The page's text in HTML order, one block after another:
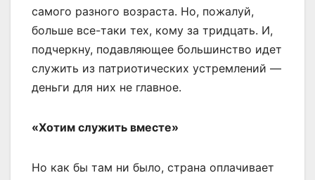
самого разного возраста. Но, пожалуй,
больше все-таки тех, кому за тридцать. И,
подчеркну, подавляющее большинство идет
служить из патриотических устремлений —
деньги для них не главное.
«Хотим служить вместе»
Но как бы там ни было, страна оплачивает